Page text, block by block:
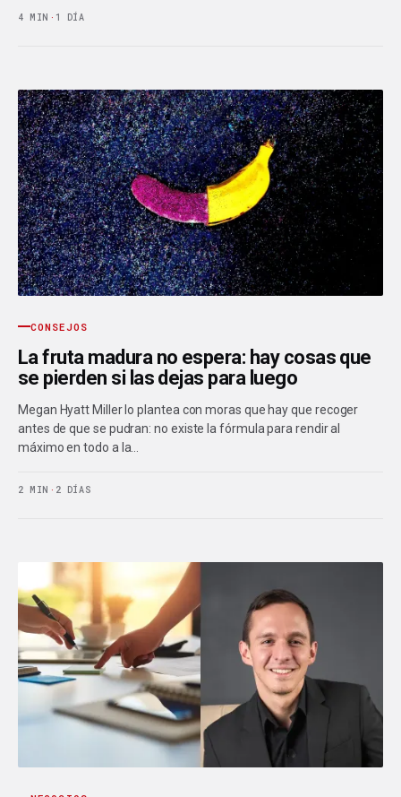
4 MIN · 1 DÍA
CONSEJOS
La fruta madura no espera: hay cosas que
se pierden si las dejas para luego
Megan Hyatt Miller lo plantea con moras que hay que recoger
antes de que se pudran: no existe la fórmula para rendir al
máximo en todo a la…
2 MIN · 2 DÍAS